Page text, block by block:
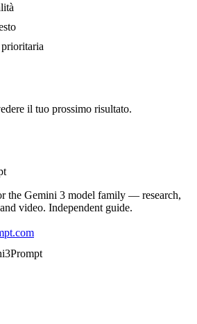
il tuo prossimo risultato.
the Gemini 3 model family — research,
video. Independent guide.